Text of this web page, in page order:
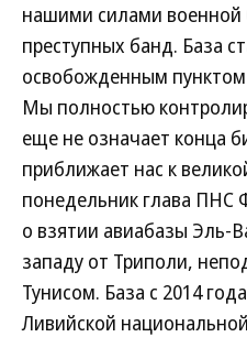
нашими силами
преступных банд. База
освобожденным
Мы полностью
еще не означает конца
приближает нас к
понедельник глава ПНС
о взятии авиабазы Эль-
западу от Триполи,
Тунисом. База с 2014
Ливийской